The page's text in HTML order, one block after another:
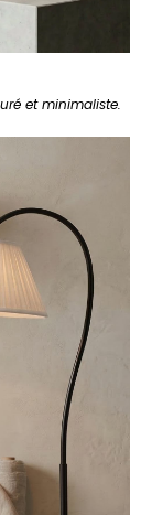
et minimaliste.